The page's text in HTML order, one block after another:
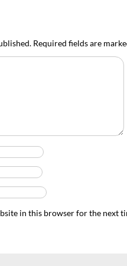
Required fields are
in this browser for the next